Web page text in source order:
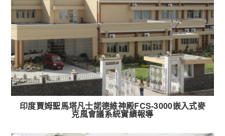
印度賈姆聖馬塔凡士諾德維神殿FCS-3000嵌入式麥
克風會議系統實績報導